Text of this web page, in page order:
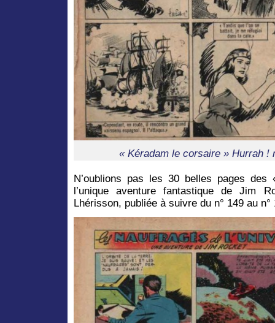
« Kéradam le corsaire » Hurrah !
N’oublions pas les 30 belles pages des
l’unique aventure fantastique de Jim
Lhérisson, publiée à suivre du n° 149 au n°